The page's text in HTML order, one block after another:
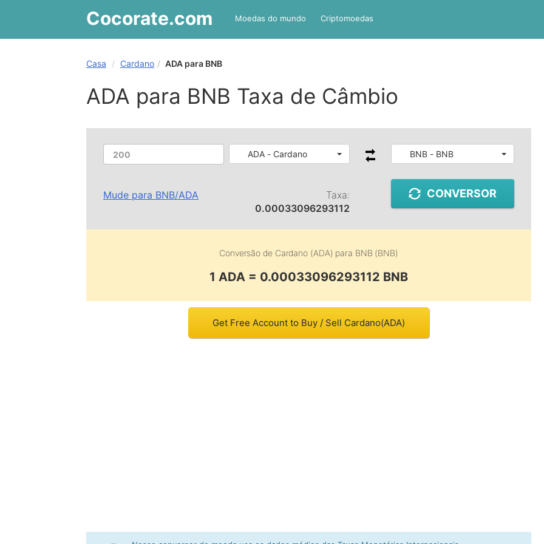
Cocorate.com Moedas do mundo Criptomoedas
Casa Cardano ADA para BNB
ADA para BNB Taxa de Câmbio
ADA - Cardano BNB - BNB
Mude para BNB/ADA
Taxa:
0.00033096293112
CONVERSOR
Conversão de Cardano (ADA) para BNB (BNB)
1 ADA = 0.00033096293112 BNB
Get Free Account to Buy / Sell Cardano(ADA)